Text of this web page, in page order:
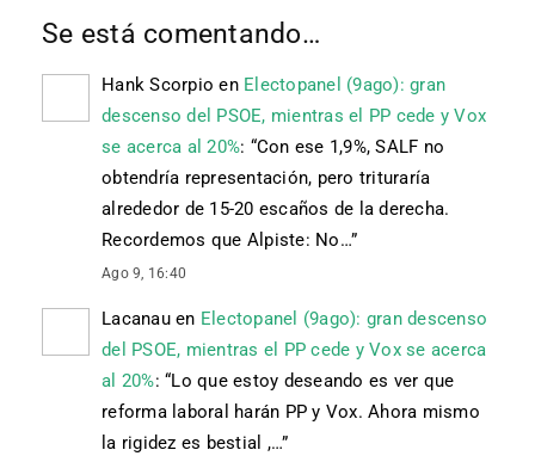
Se está comentando…
Hank Scorpio en Electopanel (9ago): gran
descenso del PSOE, mientras el PP cede y Vox
se acerca al 20%: “Con ese 1,9%, SALF no
obtendría representación, pero trituraría
alrededor de 15-20 escaños de la derecha.
Recordemos que Alpiste: No…”
Ago 9, 16:40
Lacanauen Electopanel (9ago): gran descenso
del PSOE, mientras el PP cede y Vox se acerca
al 20%: “Lo que estoy deseando es ver que
reforma laboral harán PP y Vox. Ahora mismo
la rigidez es bestial ,…”